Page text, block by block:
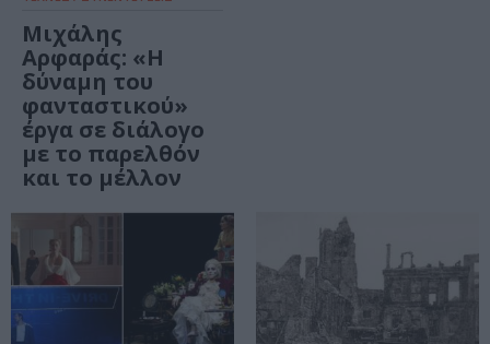
Μιχάλης
Αρφαράς: «Η
δύναμη του
φανταστικού»
έργα σε διάλογο
με το παρελθόν
και το μέλλον